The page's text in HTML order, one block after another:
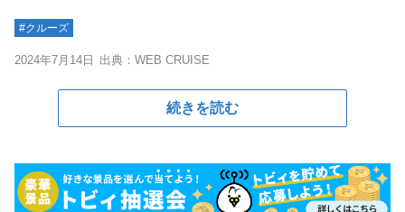
#クルーズ
2024年7月14日 出典：WEB CRUISE
続きを読む